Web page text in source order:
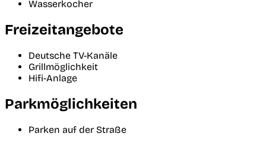
Wasserkocher
Freizeitangebote
Deutsche TV-Kanäle
Grillmöglichkeit
Hifi-Anlage
Parkmöglichkeiten
Parken auf der Straße